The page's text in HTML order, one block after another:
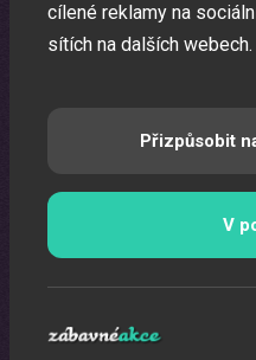
Uspořádáme pro vaše
cílené reklamy na
sítích na dalších webech.
Přizpůsobit
V